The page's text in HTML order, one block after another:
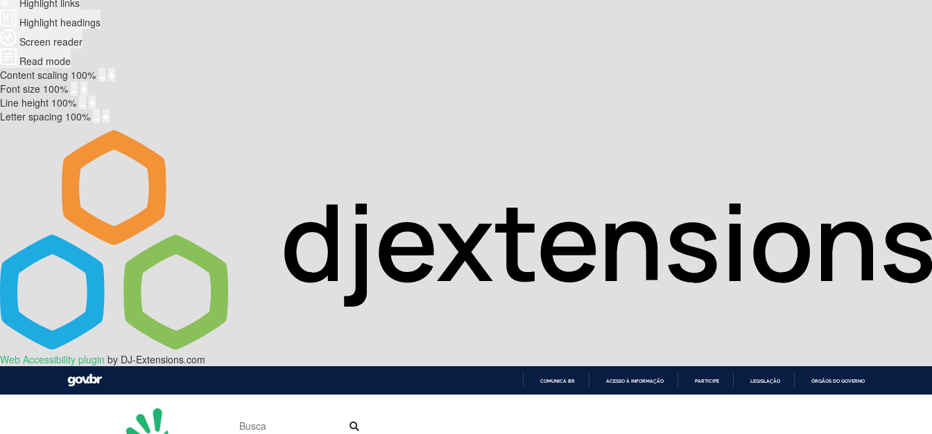
Highlight links
Highlight headings
Screen reader
Read mode
Content scaling 100%
Font size 100%
Line height 100%
Letter spacing 100%
Web Accessibility plugin by DJ-Extensions.com
COMUNICA BR ACESSO À INFORMAÇÃO PARTICIPE LEGISLAÇÃO ÓRGÃOS DO GOVERNO